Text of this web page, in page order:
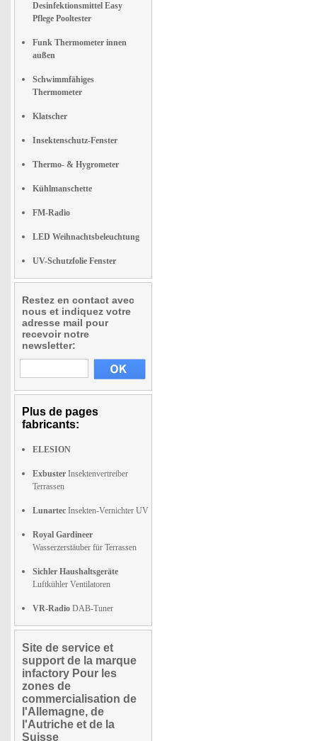
Desinfektionsmittel Easy
Pflege Pooltester
Funk Thermometer innen
außen
Schwimmfähiges
Thermometer
Klatscher
Insektenschutz-Fenster
Thermo- & Hygrometer
Kühlmanschette
FM-Radio
LED Weihnachtsbeleuchtung
UV-Schutzfolie Fenster
Restez en contact avec
nous et indiquez votre
adresse mail pour
recevoir notre
newsletter:
Plus de pages
fabricants:
ELESION
Exbuster Insektenvertreiber
Terrassen
Lunartec Insekten-Vernichter UV
Royal Gardineer
Wasserzerstäuber für Terrassen
Sichler Haushaltsgeräte
Luftkühler Ventilatoren
VR-Radio DAB-Tuner
Site de service et
support de la marque
infactory Pour les
zones de
commercialisation de
l'Allemagne, de
l'Autriche et de la
Suisse